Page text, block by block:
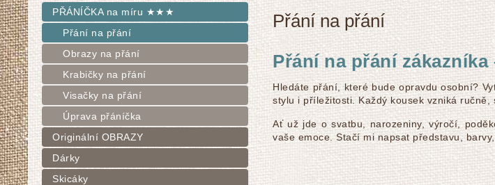
PŘÁNÍČKA na míru ★★★
Přání na přání
Obrazy na přání
Krabičky na přání
Visačky na přání
Úprava přáníčka
Originální OBRAZY
Dárky
Skicáky
Přání na přání
Přání na přání
Hledáte přání, které bude opravdu osobní?
stylu i příležitosti. Každý kousek vzniká
Ať už jde o svatbu, narozeniny, výročí,
vaše emoce. Stačí mi napsat představu,